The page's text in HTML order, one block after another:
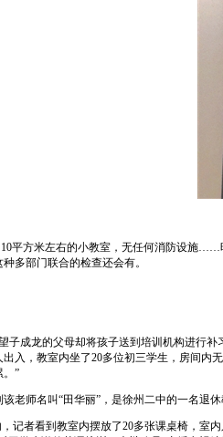
方米左右的小教室，无任何消防设施……
多部门联合的检查还会有。
龙的父母却将孩子送到培训机构进行补
入，教室内坐了20多位初三学生，房间
。”
师名叫“田华丽”，是徐州二中的一名退
者看到教室内摆放了20多张课桌椅，室